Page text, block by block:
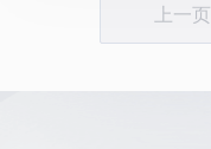
上一页